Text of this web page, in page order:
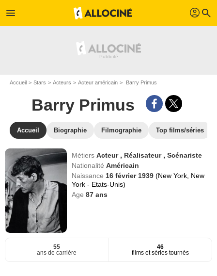
menu profil search
Accueil Stars Acteurs Acteur américain Barry Primus
Barry Primus
Accueil Biographie Filmographie Top films/séries
MétiersActeur , Réalisateur ,Scénariste
NationalitéAméricain
Naissance 16 février 1939(New York, New
York - Etats-Unis)
Age87 ans
55
ans de carrière
46
films et séries tournés